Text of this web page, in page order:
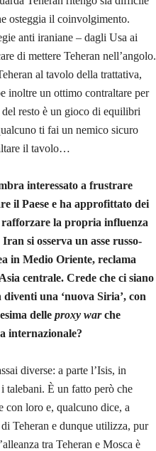
osteggia il coinvolgimento.
anti iraniane – dagli Usa ai
di mettere Teheran nell’angolo.
al tavolo della trattativa,
inoltre un ottimo contraltare per
resto è un gioco di equilibri
ti fai un nemico sicuro
il tavolo…
interessato a frustrare
il Paese e ha approfittato dei
la propria influenza
si osserva un asse russo-
in Medio Oriente, reclama
centrale. Crede che ci siano
una ‘nuova Siria’, con
delle proxy warche
internazionale?
diverse: a parte l’Isis, in
talebani. È un fatto però che
con loro e, qualcuno dice, a
Teheran e dunque utilizza, pur
tra Teheran e Mosca è